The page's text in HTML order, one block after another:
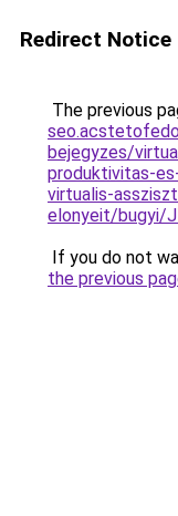
Redirect Notice
The previous
bejegyzes/
produktivitas-
virtualis-
elonyeit/bugyi/
If you do not
the previous